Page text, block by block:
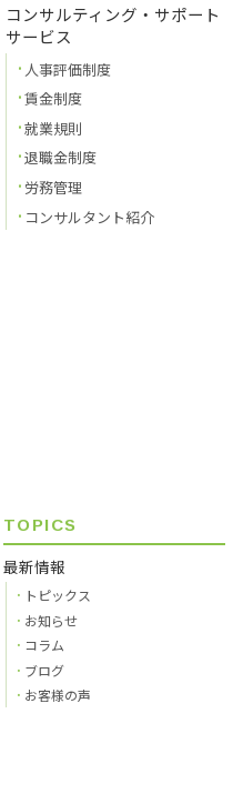
コンサルティング・サポート
サービス
人事評価制度
賃金制度
就業規則
退職金制度
労務管理
コンサルタント紹介
TOPICS
最新情報
トピックス
お知らせ
コラム
ブログ
お客様の声